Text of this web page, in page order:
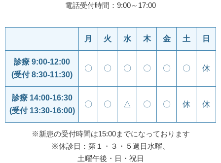
電話受付時間：9:00～17:00
月 火 水 木 金 土 日
診療 9:00-12:00
(受付 8:30-11:30)
〇 〇 〇 〇 〇 〇 休
診療 14:00-16:30
(受付 13:30-16:00)
〇 〇 △ 〇 〇 休 休
※新患の受付時間は15:00までになっております
※休診日：第１・３・５週目水曜、
土曜午後・日・祝日